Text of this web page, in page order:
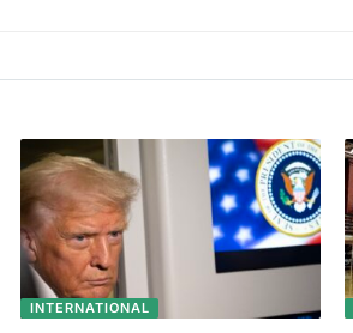
INTERNATIONAL